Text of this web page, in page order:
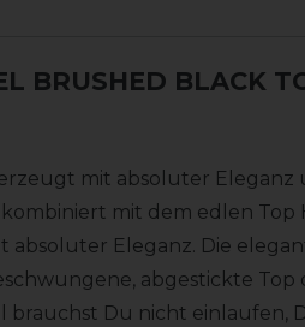
BRUSHED BLACK
mit absoluter Eleganz
kombiniert mit dem edlen
absoluter Eleganz. Die
abgestickte Top
brauchst Du nicht einlaufen,